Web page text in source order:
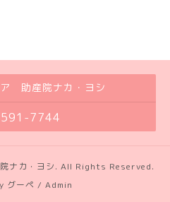
助産院ナカ・ヨシ
7744
ナカ・ヨシ. All Rights Reserved.
グーペ / Admin